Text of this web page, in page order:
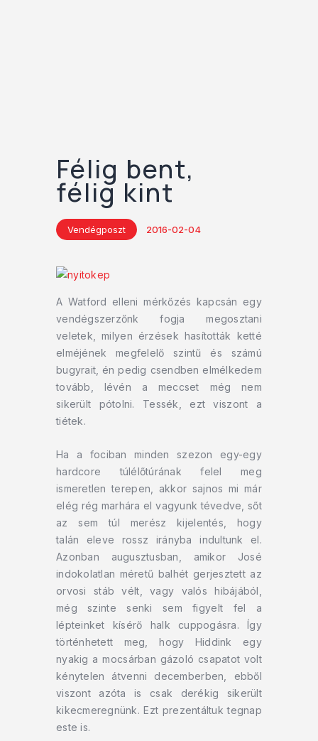
Félig bent,
félig kint
Vendégposzt 2016-02-04
A Watford elleni mérkőzés kapcsán egy
vendégszerzőnk fogja megosztani
veletek, milyen érzések hasították ketté
elméjének megfelelő szintű és számú
bugyrait, én pedig csendben elmélkedem
tovább, lévén a meccset még nem
sikerült pótolni. Tessék, ezt viszont a
tiétek.
Ha a fociban minden szezon egy-egy
hardcore túlélőtúrának felel meg
ismeretlen terepen, akkor sajnos mi már
elég rég marhára el vagyunk tévedve, sőt
az sem túl merész kijelentés, hogy
talán eleve rossz irányba indultunk el.
Azonban augusztusban, amikor José
indokolatlan méretű balhét gerjesztett az
orvosi stáb vélt, vagy valós hibájából,
még szinte senki sem figyelt fel a
lépteinket kísérő halk cuppogásra. Így
történhetett meg, hogy Hiddink egy
nyakig a mocsárban gázoló csapatot volt
kénytelen átvenni decemberben, ebből
viszont azóta is csak derékig sikerült
kikecmeregnünk. Ezt prezentáltuk tegnap
este is.